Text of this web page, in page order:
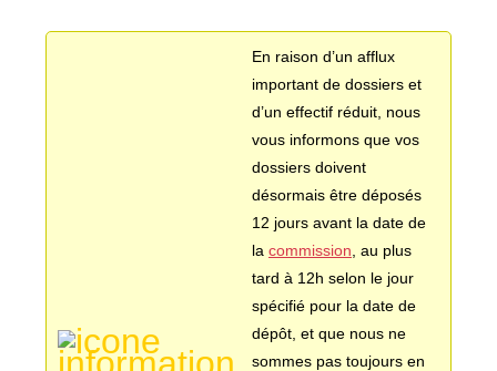
En raison d’un afflux
important de dossiers et
d’un effectif réduit, nous
vous informons que vos
dossiers doivent
désormais être déposés
12 jours avant la date de
la commission , au plus
tard à 12h selon le jour
spécifié pour la date de
dépôt, et que nous ne
sommes pas toujours en
Jeunesse
Audiovisuel
Mode
Enseignement, formation, stage et emploi
Formation
Recherche & innovation
Partenaires à l'étranger
Programme lié à la recherche
Stage dans le domaine de la recherche
Pouvoirs de tutelle
Offres d'emploi
Les Belges Histoires